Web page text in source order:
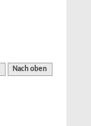
Nach oben